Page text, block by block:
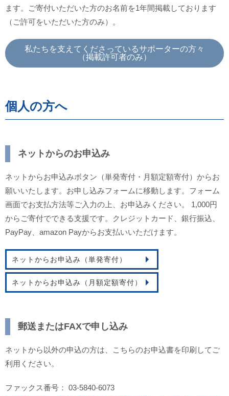
ます。ご寄付いただいた方のお名前を1年間掲載しております
（ご許可をいただいた方のみ）。
私たちを支えてくださっているサポーターの方々
（掲載許可者のみ）
個人の方へ
ネットからのお申込み
ネットからお申込みボタン（単発寄付・月額定額寄付）からお
願いいたします。お申し込みフォームに移動します。フォーム
画面でお支払方法等ご入力の上、お申込みください。 1,000円
からご寄付でできる支援です。クレジットカード、銀行振込、
PayPay、amazon Payからお支払いいただけます。
ネットからお申込み（単発寄付）
ネットからお申込み（月額定額寄付）
郵送またはFAXで申し込み
ネットから以外の申込の方は、こちらのお申込書を印刷してご
利用ください。
ファックス番号： 03-5840-6073